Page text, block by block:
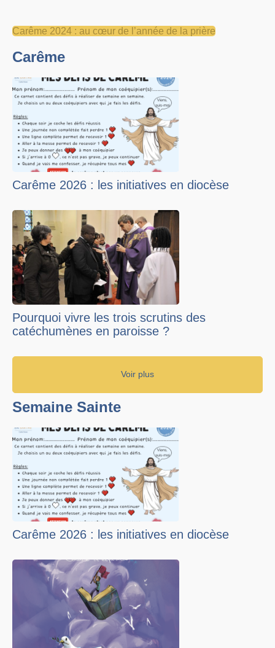
Carême 2024 : au cœur de l’année de la prière
Carême
Carême 2026 : les initiatives en diocèse
Pourquoi vivre les trois scrutins des
catéchumènes en paroisse ?
Voir plus
Semaine Sainte
Carême 2026 : les initiatives en diocèse